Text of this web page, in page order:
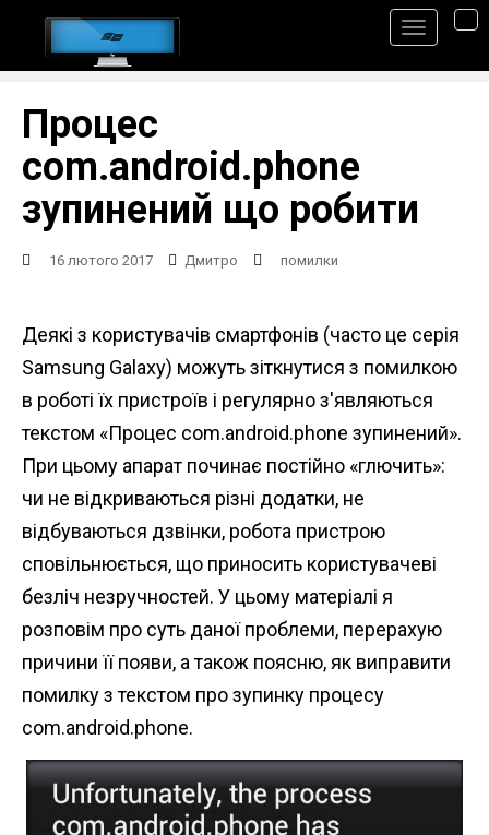
Процес
com.android.phone
зупинений що робити
16 лютого 2017 Дмитро помилки
Деякі з користувачів смартфонів (часто це серія
Samsung Galaxy) можуть зіткнутися з помилкою
в роботі їх пристроїв і регулярно з'являються
текстом «Процес com.android.phone зупинений».
При цьому апарат починає постійно «глючить»:
чи не відкриваються різні додатки, не
відбуваються дзвінки, робота пристрою
сповільнюється, що приносить користувачеві
безліч незручностей. У цьому матеріалі я
розповім про суть даної проблеми, перерахую
причини її появи, а також поясню, як виправити
помилку з текстом про зупинку процесу
com.android.phone.